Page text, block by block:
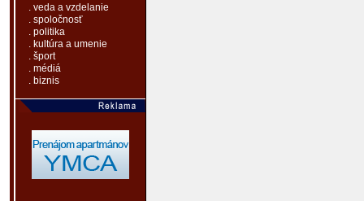
. veda a vzdelanie
. spoločnosť
. politika
. kultúra a umenie
. šport
. médiá
. biznis